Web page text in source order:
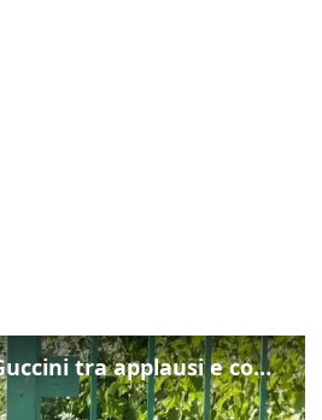
Ultimo saluto a Guccini tra applausi e commozione a Pavana